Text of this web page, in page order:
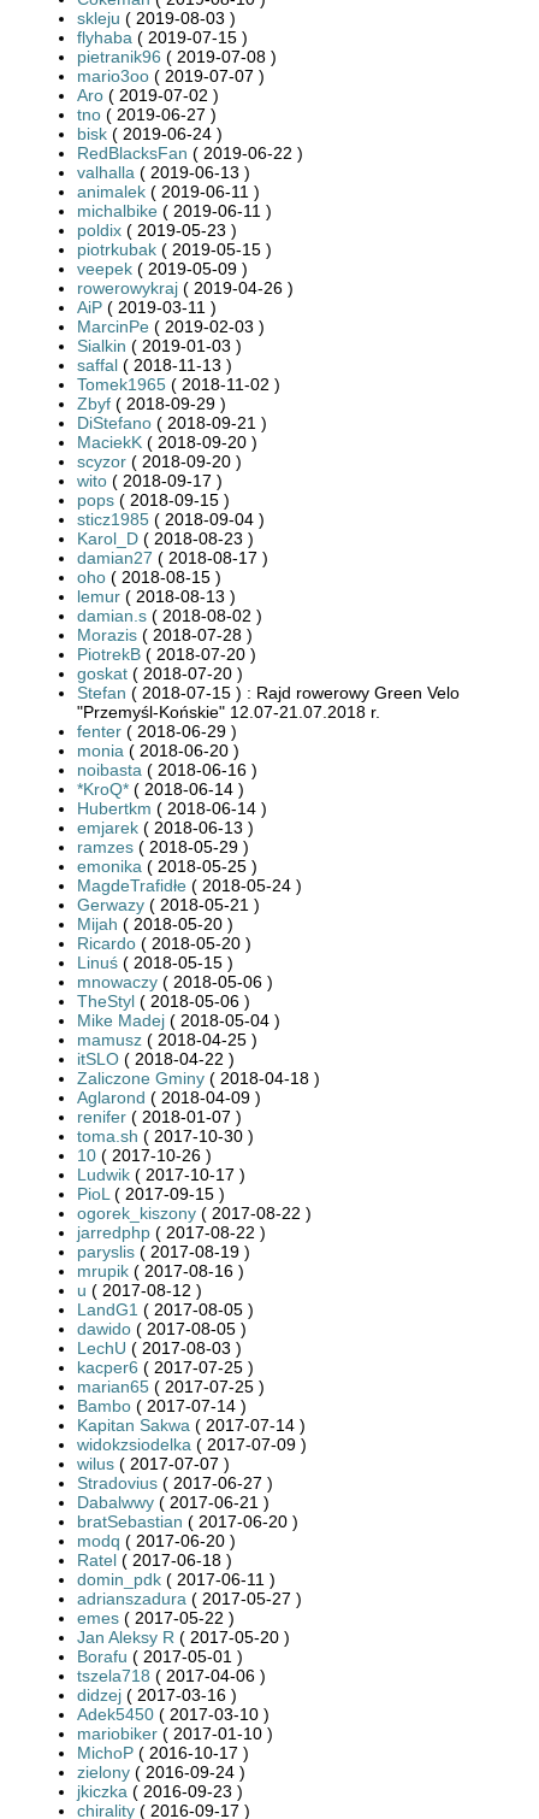
skleju ( 2019-08-03 )
flyhaba ( 2019-07-15 )
pietranik96 ( 2019-07-08 )
mario3oo ( 2019-07-07 )
Aro ( 2019-07-02 )
tno ( 2019-06-27 )
bisk ( 2019-06-24 )
RedBlacksFan ( 2019-06-22 )
valhalla ( 2019-06-13 )
animalek ( 2019-06-11 )
michalbike ( 2019-06-11 )
poldix ( 2019-05-23 )
piotrkubak ( 2019-05-15 )
veepek ( 2019-05-09 )
rowerowykraj ( 2019-04-26 )
AiP ( 2019-03-11 )
MarcinPe ( 2019-02-03 )
Sialkin ( 2019-01-03 )
saffal ( 2018-11-13 )
Tomek1965 ( 2018-11-02 )
Zbyf ( 2018-09-29 )
DiStefano ( 2018-09-21 )
MaciekK ( 2018-09-20 )
scyzor ( 2018-09-20 )
wito ( 2018-09-17 )
pops ( 2018-09-15 )
sticz1985 ( 2018-09-04 )
Karol_D ( 2018-08-23 )
damian27 ( 2018-08-17 )
oho ( 2018-08-15 )
lemur ( 2018-08-13 )
damian.s ( 2018-08-02 )
Morazis ( 2018-07-28 )
PiotrekB ( 2018-07-20 )
goskat ( 2018-07-20 )
Stefan ( 2018-07-15 ) : Rajd rowerowy Green Velo
"Przemyśl-Końskie" 12.07-21.07.2018 r.
fenter ( 2018-06-29 )
monia ( 2018-06-20 )
noibasta ( 2018-06-16 )
*KroQ* ( 2018-06-14 )
Hubertkm ( 2018-06-14 )
emjarek ( 2018-06-13 )
ramzes ( 2018-05-29 )
emonika ( 2018-05-25 )
MagdeTrafidłe ( 2018-05-24 )
Gerwazy ( 2018-05-21 )
Mijah ( 2018-05-20 )
Ricardo ( 2018-05-20 )
Linuś ( 2018-05-15 )
mnowaczy ( 2018-05-06 )
TheStyl ( 2018-05-06 )
Mike Madej ( 2018-05-04 )
mamusz ( 2018-04-25 )
itSLO ( 2018-04-22 )
Zaliczone Gminy ( 2018-04-18 )
Aglarond ( 2018-04-09 )
renifer ( 2018-01-07 )
toma.sh ( 2017-10-30 )
10 ( 2017-10-26 )
Ludwik ( 2017-10-17 )
PioL ( 2017-09-15 )
ogorek_kiszony ( 2017-08-22 )
jarredphp ( 2017-08-22 )
paryslis ( 2017-08-19 )
mrupik ( 2017-08-16 )
u ( 2017-08-12 )
LandG1 ( 2017-08-05 )
dawido ( 2017-08-05 )
LechU ( 2017-08-03 )
kacper6 ( 2017-07-25 )
marian65 ( 2017-07-25 )
Bambo ( 2017-07-14 )
Kapitan Sakwa ( 2017-07-14 )
widokzsiodelka ( 2017-07-09 )
wilus ( 2017-07-07 )
Stradovius ( 2017-06-27 )
Dabalwwy ( 2017-06-21 )
bratSebastian ( 2017-06-20 )
modq ( 2017-06-20 )
Ratel ( 2017-06-18 )
domin_pdk ( 2017-06-11 )
adrianszadura ( 2017-05-27 )
emes ( 2017-05-22 )
Jan Aleksy R ( 2017-05-20 )
Borafu ( 2017-05-01 )
tszela718 ( 2017-04-06 )
didzej ( 2017-03-16 )
Adek5450 ( 2017-03-10 )
mariobiker ( 2017-01-10 )
MichoP ( 2016-10-17 )
zielony ( 2016-09-24 )
jkiczka ( 2016-09-23 )
chirality ( 2016-09-17 )